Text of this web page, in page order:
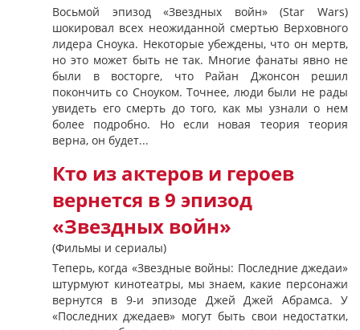
Восьмой эпизод «Звездных войн» (Star Wars)
шокировал всех неожиданной смертью Верховного
лидера Сноука. Некоторые убеждены, что он мертв,
но это может быть не так. Многие фанаты явно не
были в восторге, что Райан Джонсон решил
покончить со Сноуком. Точнее, люди были не рады
увидеть его смерть до того, как мы узнали о нем
более подробно. Но если новая теория теория
верна, он будет...
Кто из актеров и героев
вернется в 9 эпизод
«Звездных войн»
(Фильмы и сериалы)
Теперь, когда «Звездные войны: Последние джедаи»
штурмуют кинотеатры, мы знаем, какие персонажи
вернутся в 9-и эпизоде Джей Джей Абрамса. У
«Последних джедаев» могут быть свои недостатки,